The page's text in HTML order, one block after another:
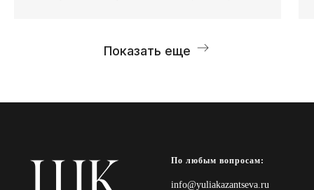
Показать еще
По любым вопросам:
info@yuliakazantseva.ru